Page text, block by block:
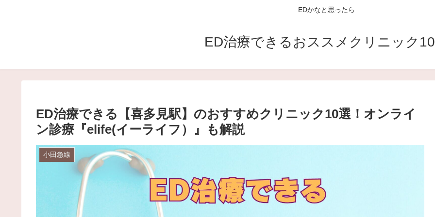
EDかなと思ったら
ED治療できるおススメクリニック
ED治療できる【喜多見駅】のおすすめクリニック10選！オンライ
ン診療『elife(イーライフ）』も解説
小田急線